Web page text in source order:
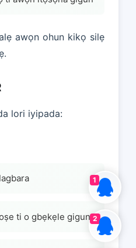
awọn ohun kikọ silẹ
lori iyipada:
ti o gbẹkẹle gigun
1
2